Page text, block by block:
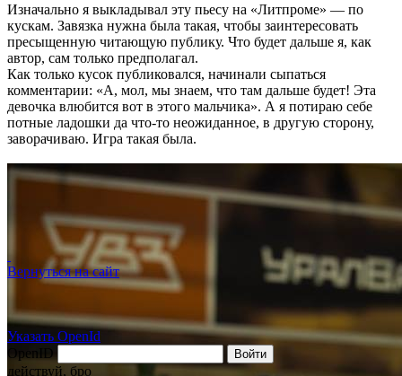
Вернуться на сайт
Указать OpenId
OpenID
Войти
действуй, бро
Изначально я выкладывал эту пьесу на «Литпроме» — по
кускам. Завязка нужна была такая, чтобы заинтересовать
пресыщенную читающую публику. Что будет дальше я, как
автор, сам только предполагал.
Как только кусок публиковался, начинали сыпаться
комментарии: «А, мол, мы знаем, что там дальше будет! Эта
девочка влюбится вот в этого мальчика». А я потираю себе
потные ладошки да что-то неожиданное, в другую сторону,
заворачиваю. Игра такая была.